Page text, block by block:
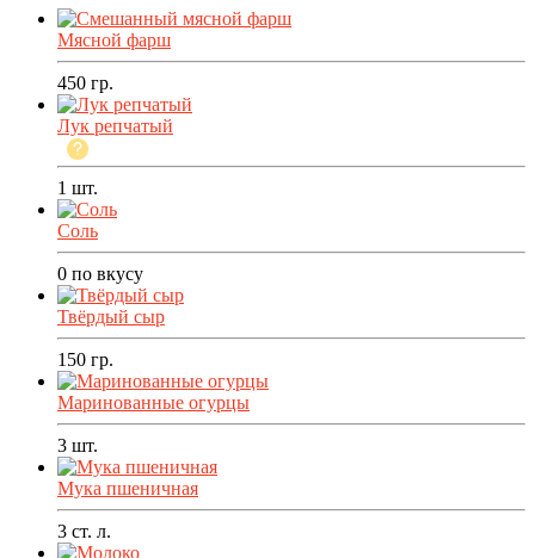
Мясной фарш
450 гр.
Лук репчатый
1 шт.
Соль
0 по вкусу
Твёрдый сыр
150 гр.
Маринованные огурцы
3 шт.
Мука пшеничная
3 ст. л.